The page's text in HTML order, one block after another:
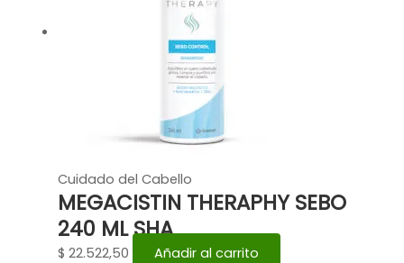
Cuidado del Cabello
MEGACISTIN THERAPHY SEBO
240 ML SHA
$ 22.522,50 Añadir al carrito